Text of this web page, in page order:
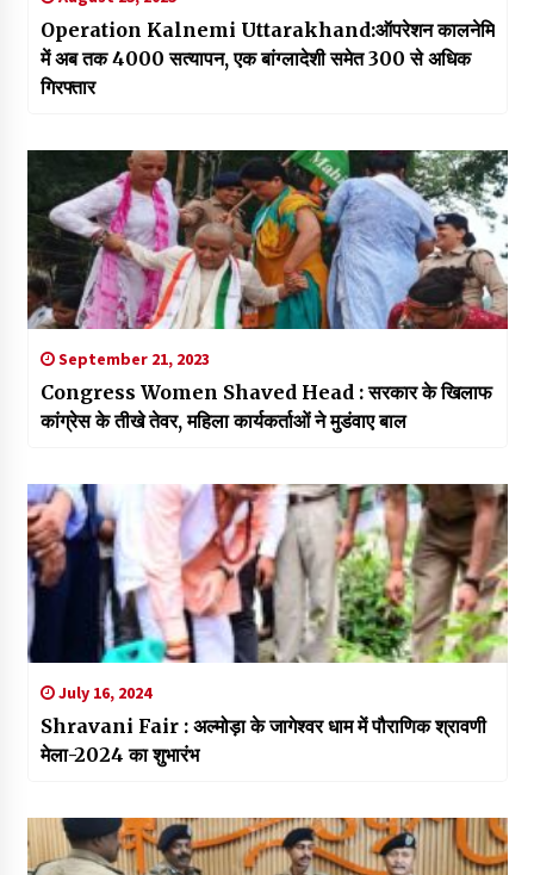
Operation Kalnemi Uttarakhand:ऑपरेशन कालनेमि
में अब तक 4000 सत्यापन, एक बांग्लादेशी समेत 300 से अधिक
गिरफ्तार
September 21, 2023
Congress Women Shaved Head : सरकार के खिलाफ
कांग्रेस के तीखे तेवर, महिला कार्यकर्ताओं ने मुडंवाए बाल
July 16, 2024
Shravani Fair : अल्मोड़ा के जागेश्वर धाम में पौराणिक श्रावणी
मेला-2024 का शुभारंभ